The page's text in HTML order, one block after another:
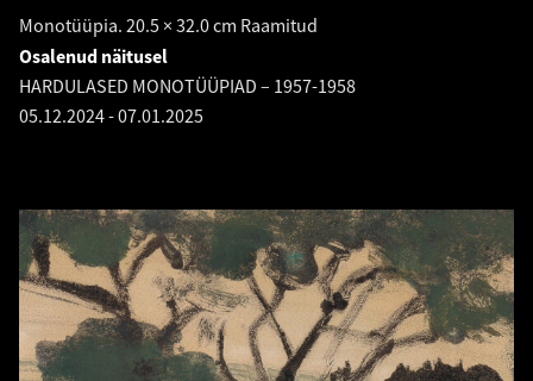
Monotüüpia. 20.5 × 32.0 cm Raamitud
Osalenud näitusel
HARDULASED MONOTÜÜPIAD – 1957-1958
05.12.2024-07.01.2025